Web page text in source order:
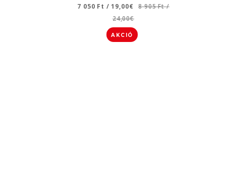
7 050 Ft / 19,00€ 8 905 Ft/
24,00€
AKCIÓ